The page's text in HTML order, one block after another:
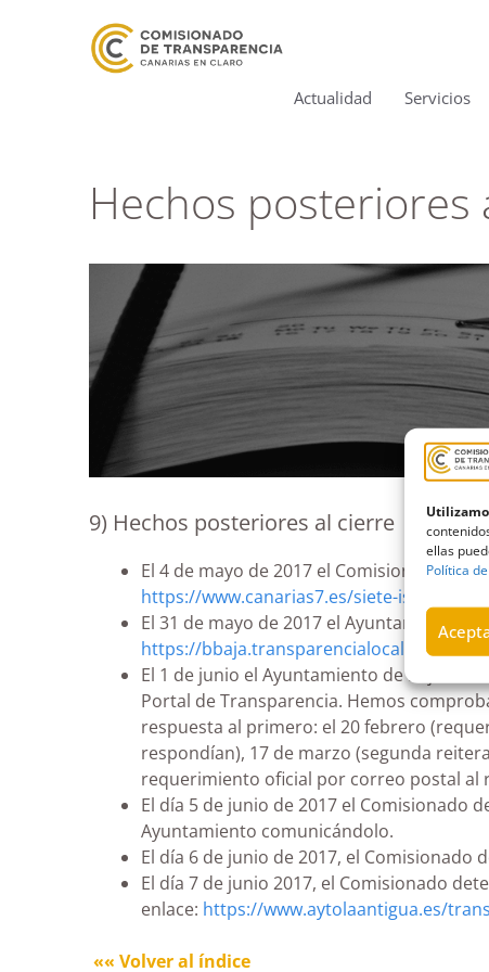
ellas
Política
Actualidad Servicios
Hechos
9) Hechos posteriores al cierre
El 4 de mayo de 2017 el Comisionado
https://www.canarias7.es/siete-islas/
El 31 de mayo de 2017 el Ayuntamiento
https://bbaja.transparencialocal.gob.es/
El 1 de junio el Ayuntamiento de Pájara
Portal de Transparencia. Hemos
respuesta al primero: el 20 febrero
respondían), 17 de marzo (segunda
requerimiento oficial por correo postal al
El día 5 de junio de 2017 el Comisionado
Ayuntamiento comunicándolo.
El día 6 de junio de 2017, el Comisionado
El día 7 de junio 2017, el Comisionado
enlace: https://www.aytolaantigua.es/
«« Volver al índice